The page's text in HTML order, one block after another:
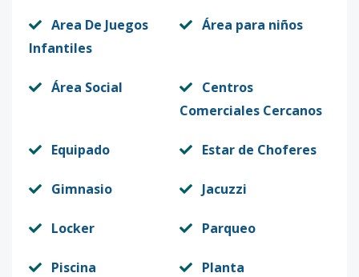
Area De Juegos
Infantiles
Área para niños
Área Social
Centros
Comerciales Cercanos
Equipado Estar de Choferes
Gimnasio Jacuzzi
Locker Parqueo
Piscina Planta